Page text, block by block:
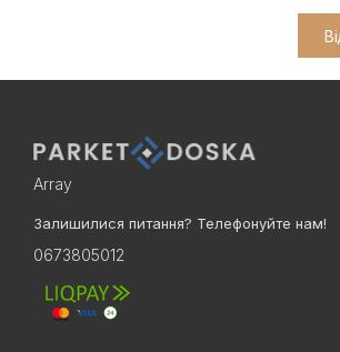
Array
Залишилися питання? Телефонуйте нам!
0673805012